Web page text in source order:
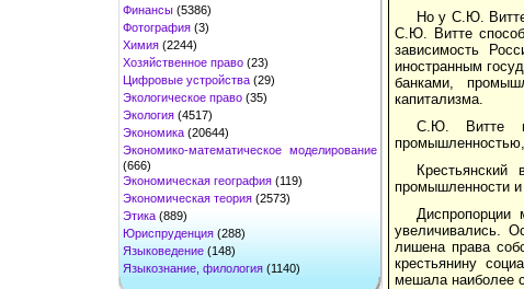
Финансы (5386)
Фотография (3)
Химия (2244)
Хозяйственное право (23)
Цифровые устройства (29)
Экологическое право (35)
Экология (4517)
Экономика (20644)
Экономико-математическое моделирование
(666)
Экономическая география (119)
Экономическая теория (2573)
Этика (889)
Юриспруденция (288)
Языковедение (148)
Языкознание, филология (1140)
Но у С.Ю. Витте
С.Ю. Витте
зависимость
иностранным
банками,
капитализма.
С.Ю. Витте
промышленностью,
промышленности и
Диспропорции
увеличивались.
лишена права
крестьянину
мешала наиболее